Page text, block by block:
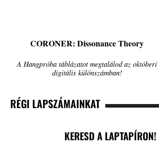
CORONER: Dissonance Theory
A Hangpróba táblázatot megtalálod az októberi
digitális különszámban!
RÉGI LAPSZÁMAINKAT
KERESD A